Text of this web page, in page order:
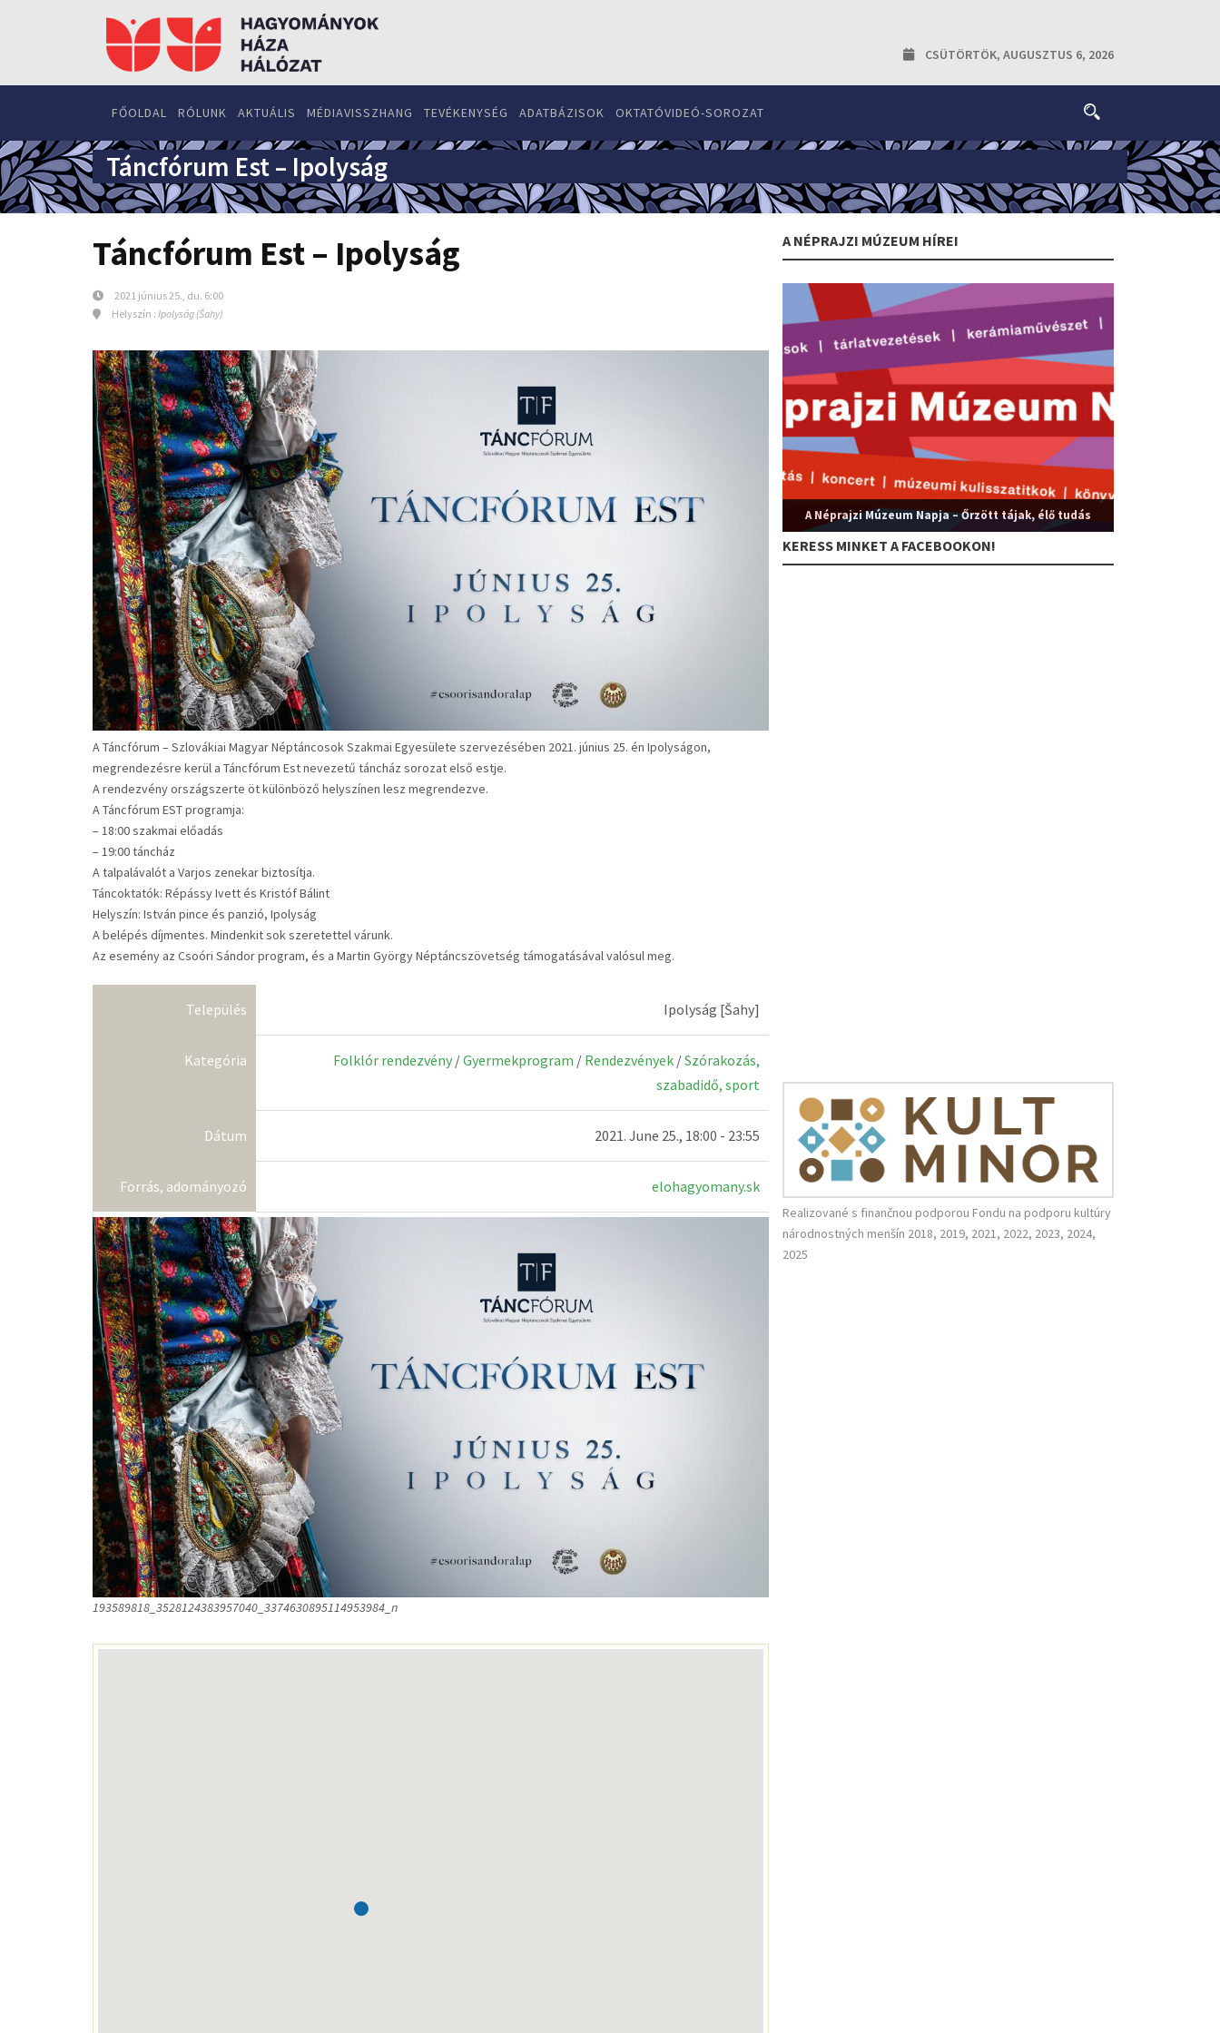
CSÜTÖRTÖK, AUGUSZTUS 6, 2026
FŐOLDAL RÓLUNK AKTUÁLIS MÉDIAVISSZHANG TEVÉKENYSÉG ADATBÁZISOK OKTATÓVIDEÓ-SOROZAT
Táncfórum Est – Ipolyság
Táncfórum Est – Ipolyság
2021 június 25., du. 6:00
Helyszín : Ipolyság (Šahy)
A Táncfórum – Szlovákiai Magyar Néptáncosok Szakmai Egyesülete szervezésében 2021. június 25. én Ipolyságon,
megrendezésre kerül a Táncfórum Est nevezetű táncház sorozat első estje.
A rendezvény országszerte öt különböző helyszínen lesz megrendezve.
A Táncfórum EST programja:
– 18:00 szakmai előadás
– 19:00 táncház
A talpalávalót a Varjos zenekar biztosítja.
Táncoktatók: Répássy Ivett és Kristóf Bálint
Helyszín: István pince és panzió, Ipolyság
A belépés díjmentes. Mindenkit sok szeretettel várunk.
Az esemény az Csoóri Sándor program, és a Martin György Néptáncszövetség támogatásával valósul meg.
Település Ipolyság [Šahy]
Kategória Folklór rendezvény /Gyermekprogram / Rendezvények /Szórakozás,
szabadidő, sport
Dátum 2021. June 25., 18:00 - 23:55
Forrás, adományozó elohagyomany.sk
193589818_3528124383957040_3374630895114953984_n
A NÉPRAJZI MÚZEUM HÍREI
A Néprajzi Múzeum Napja – Őrzött tájak, élő tudás
KERESS MINKET A FACEBOOKON!
Realizované s finančnou podporou Fondu na podporu kultúry
národnostných menšín 2018, 2019, 2021, 2022, 2023, 2024,
2025